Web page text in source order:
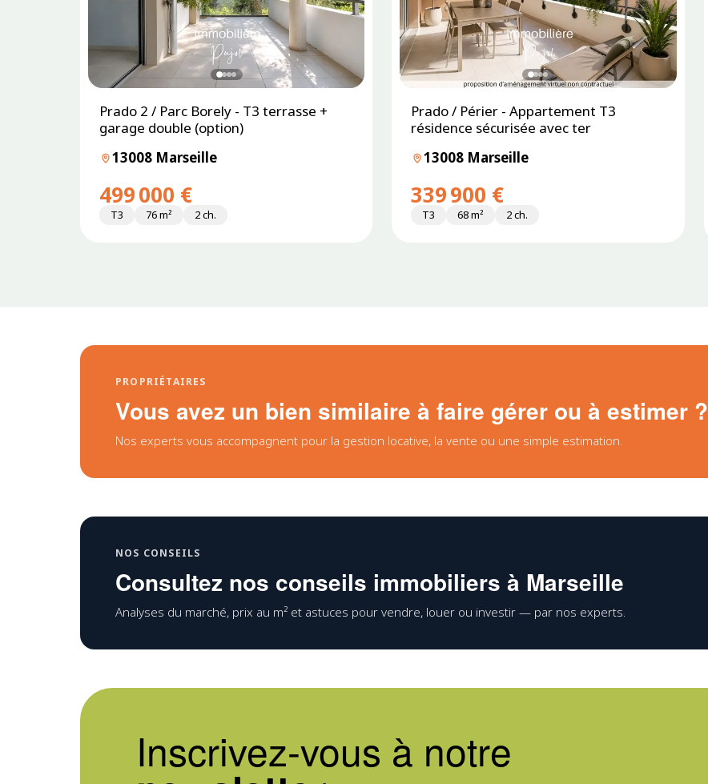
Prado 2 / Parc Borely - T3 terrasse +
garage double (option)
13008 Marseille
499 000 €
T3 76 m² 2 ch.
Prado / Périer - Appartement T3
résidence sécurisée avec ter
13008 Marseille
339 900 €
T3 68 m² 2 ch.
PROPRIÉTAIRES
Vous avez un bien similaire à faire gérer ou à estimer ?
Nos experts vous accompagnent pour la gestion locative, la vente ou une simple estimation.
NOS CONSEILS
Consultez nos conseils immobiliers à Marseille
Analyses du marché, prix au m² et astuces pour vendre, louer ou investir — par nos experts.
Inscrivez-vous à notre